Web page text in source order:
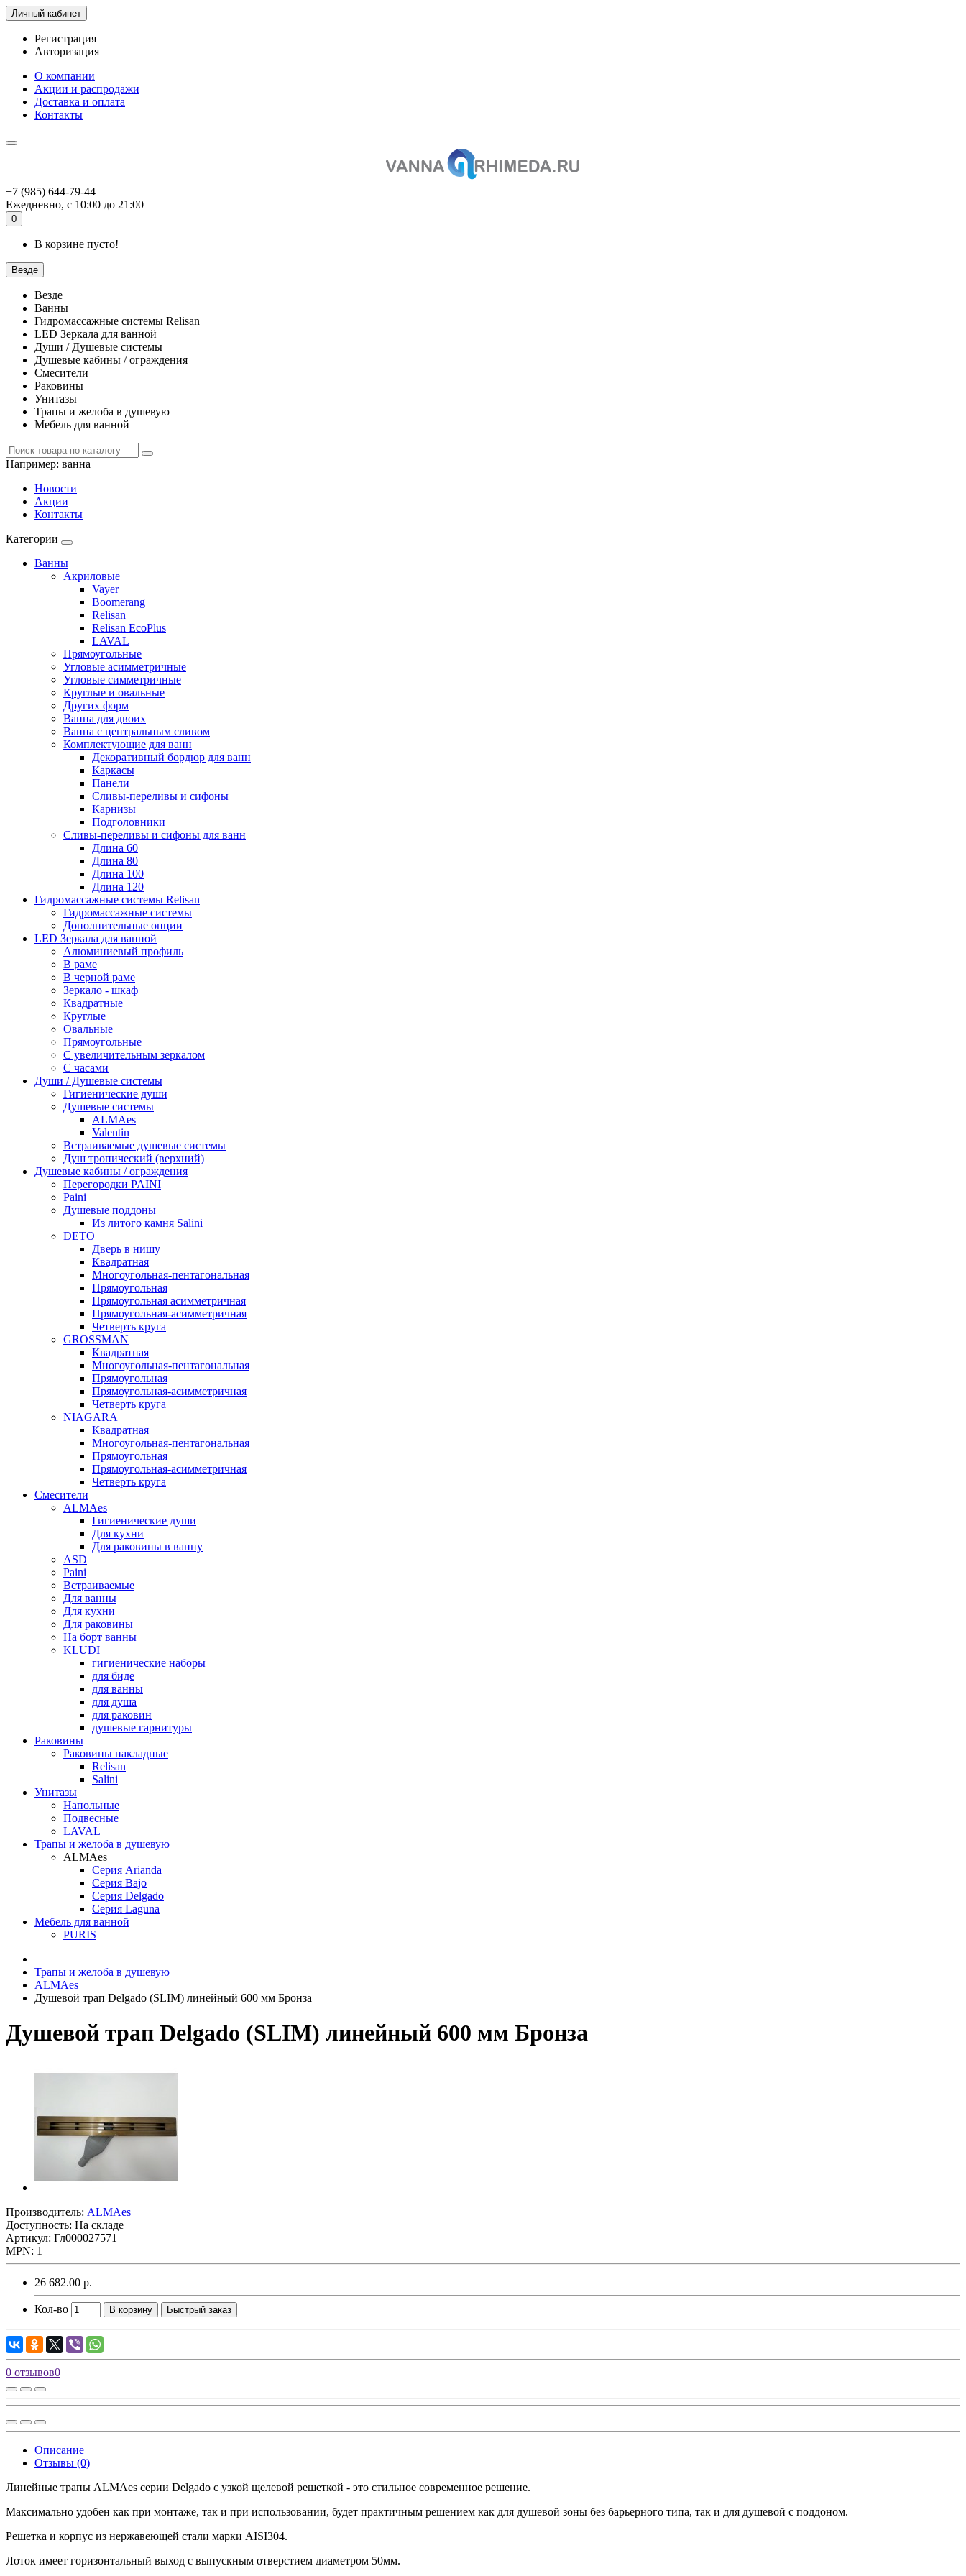
Личный кабинет
Регистрация
Авторизация
О компании
Акции и распродажи
Доставка и оплата
Контакты
+7 (985) 644-79-44
Ежедневно, с 10:00 до 21:00
0
В корзине пусто!
Везде
Везде
Ванны
Гидромассажные системы Relisan
LED Зеркала для ванной
Души / Душевые системы
Душевые кабины / ограждения
Смесители
Раковины
Унитазы
Трапы и желоба в душевую
Мебель для ванной
Например: ванна
Новости
Акции
Контакты
Категории
Ванны
Акриловые
Vayer
Boomerang
Relisan
Relisan EcoPlus
LAVAL
Прямоугольные
Угловые асимметричные
Угловые симметричные
Круглые и овальные
Других форм
Ванна для двоих
Ванна с центральным сливом
Комплектующие для ванн
Декоративный бордюр для ванн
Каркасы
Панели
Сливы-переливы и сифоны
Карнизы
Подголовники
Сливы-переливы и сифоны для ванн
Длина 60
Длина 80
Длина 100
Длина 120
Гидромассажные системы Relisan
Гидромассажные системы
Дополнительные опции
LED Зеркала для ванной
Алюминиевый профиль
В раме
В черной раме
Зеркало - шкаф
Квадратные
Круглые
Овальные
Прямоугольные
С увеличительным зеркалом
С часами
Души / Душевые системы
Гигиенические души
Душевые системы
ALMAes
Valentin
Встраиваемые душевые системы
Душ тропический (верхний)
Душевые кабины / ограждения
Перегородки PAINI
Paini
Душевые поддоны
Из литого камня Salini
DETO
Дверь в нишу
Квадратная
Многоугольная-пентагональная
Прямоугольная
Прямоугольная асимметричная
Прямоугольная-асимметричная
Четверть круга
GROSSMAN
Квадратная
Многоугольная-пентагональная
Прямоугольная
Прямоугольная-асимметричная
Четверть круга
NIAGARA
Квадратная
Многоугольная-пентагональная
Прямоугольная
Прямоугольная-асимметричная
Четверть круга
Смесители
ALMAes
Гигиенические души
Для кухни
Для раковины в ванну
ASD
Paini
Встраиваемые
Для ванны
Для кухни
Для раковины
На борт ванны
KLUDI
гигиенические наборы
для биде
для ванны
для душа
для раковин
душевые гарнитуры
Раковины
Раковины накладные
Relisan
Salini
Унитазы
Напольные
Подвесные
LAVAL
Трапы и желоба в душевую
ALMAes
Серия Arianda
Серия Bajo
Серия Delgado
Серия Laguna
Мебель для ванной
PURIS
Трапы и желоба в душевую
ALMAes
Душевой трап Delgado (SLIM) линейный 600 мм Бронза
Душевой трап Delgado (SLIM) линейный 600 мм Бронза
Производитель: ALMAes
Доступность: На складе
Артикул: Гл000027571
MPN: 1
26 682.00 р.
Кол-во В корзину Быстрый заказ
0 отзывов0
Описание
Отзывы (0)
Линейные трапы ALMAes серии Delgado с узкой щелевой решеткой - это стильное современное решение.
Максимально удобен как при монтаже, так и при использовании, будет практичным решением как для душевой зоны без барьерного типа, так и для душевой с поддоном.
Решетка и корпус из нержавеющей стали марки AISI304.
Лоток имеет горизонтальный выход с выпускным отверстием диаметром 50мм.